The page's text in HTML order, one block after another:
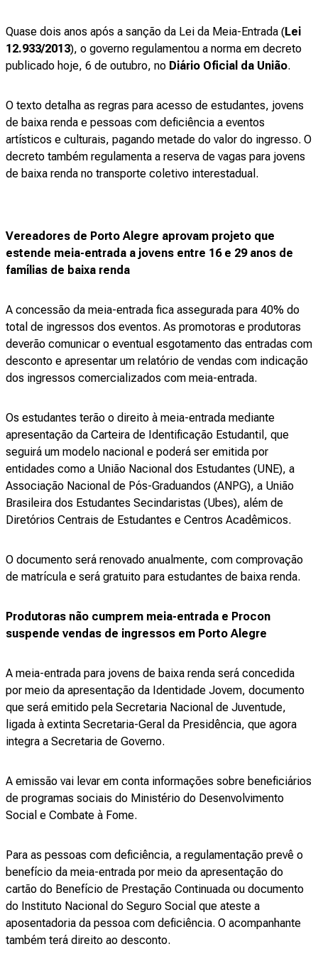
Quase dois anos após a sanção da Lei da Meia-Entrada (Lei
12.933/2013), o governo regulamentou a norma em decreto
publicado hoje, 6 de outubro, no Diário Oficial da União.
O texto detalha as regras para acesso de estudantes, jovens
de baixa renda e pessoas com deficiência a eventos
artísticos e culturais, pagando metade do valor do ingresso. O
decreto também regulamenta a reserva de vagas para jovens
de baixa renda no transporte coletivo interestadual.
Vereadores de Porto Alegre aprovam projeto que
estende meia-entrada a jovens entre 16 e 29 anos de
famílias de baixa renda
A concessão da meia-entrada fica assegurada para 40% do
total de ingressos dos eventos. As promotoras e produtoras
deverão comunicar o eventual esgotamento das entradas com
desconto e apresentar um relatório de vendas com indicação
dos ingressos comercializados com meia-entrada.
Os estudantes terão o direito à meia-entrada mediante
apresentação da Carteira de Identificação Estudantil, que
seguirá um modelo nacional e poderá ser emitida por
entidades como a União Nacional dos Estudantes (UNE), a
Associação Nacional de Pós-Graduandos (ANPG), a União
Brasileira dos Estudantes Secindaristas (Ubes), além de
Diretórios Centrais de Estudantes e Centros Acadêmicos.
O documento será renovado anualmente, com comprovação
de matrícula e será gratuito para estudantes de baixa renda.
Produtoras não cumprem meia-entrada e Procon
suspende vendas de ingressos em Porto Alegre
A meia-entrada para jovens de baixa renda será concedida
por meio da apresentação da Identidade Jovem, documento
que será emitido pela Secretaria Nacional de Juventude,
ligada à extinta Secretaria-Geral da Presidência, que agora
integra a Secretaria de Governo.
A emissão vai levar em conta informações sobre beneficiários
de programas sociais do Ministério do Desenvolvimento
Social e Combate à Fome.
Para as pessoas com deficiência, a regulamentação prevê o
benefício da meia-entrada por meio da apresentação do
cartão do Benefício de Prestação Continuada ou documento
do Instituto Nacional do Seguro Social que ateste a
aposentadoria da pessoa com deficiência. O acompanhante
também terá direito ao desconto.